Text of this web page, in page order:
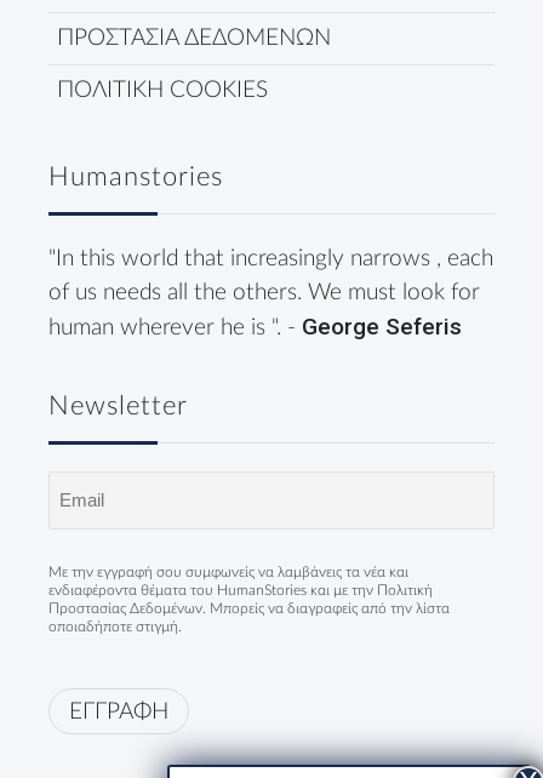
ΠΡΟΣΤΑΣΙΑ ΔΕΔΟΜΕΝΩΝ
ΠΟΛΙΤΙΚΗ COOKIES
Humanstories
"In this world that increasingly narrows , each
of us needs all the others. We must look for
human wherever he is ". - George Seferis
Newsletter
Με την εγγραφή σου συμφωνείς να λαμβάνεις τα νέα και
ενδιαφέροντα θέματα του HumanStories και με την Πολιτική
Προστασίας Δεδομένων . Μπορείς να διαγραφείς από την λίστα
οποιαδήποτε στιγμή.
ΕΓΓΡΑΦΗ